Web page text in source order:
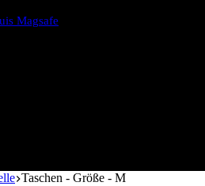
Magsafe
Taschen - Größe - M